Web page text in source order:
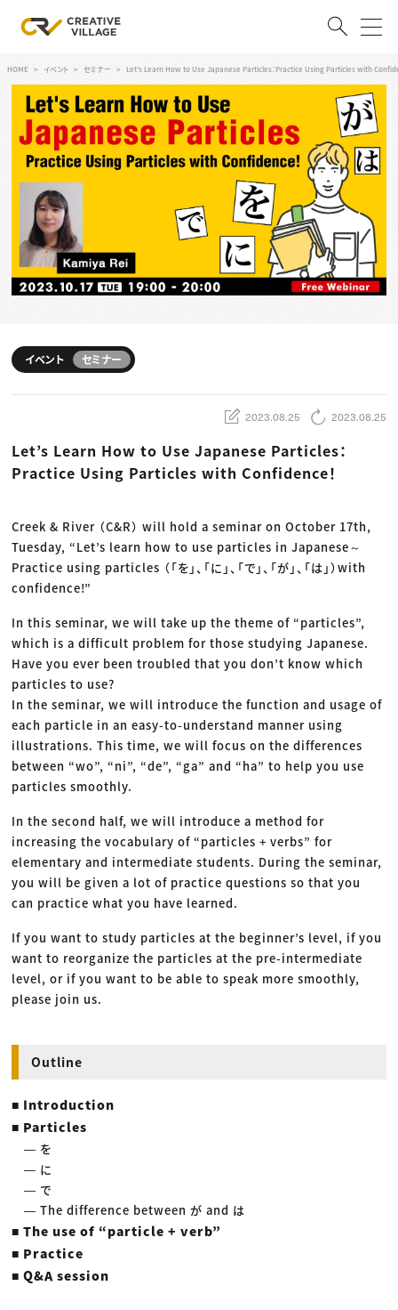
ログイン
クリエイター求人を探す
CREATIVE JOB求人検索
特集求人
採用説明会
転職支援サービス
CONTENTS
スキルアップしたい！ トップ
デザイン
動画配信・映像制作
ディレクション
業界解説・キャリア事情
お役立ち基礎知識
TOP Creator’s コラム
ゲームクリエイター
映像クリエイター
マーケッター
ニュース・トレンド
映像
ゲーム・エンタメ
広告
出版
CREATIVE VILLAGEからのお知らせ
プロフェッショナル×つながる×メディア
HOME イベント セミナー Let’s Learn How to Use Japanese Particles：Practice Using Particles with
イベント セミナー
2023.08.25 2023.08.25
Let’s Learn How to Use Japanese Particles：
Practice Using Particles with Confidence！
Creek & River （C&R） will hold a seminar on October 17th,
Tuesday, “Let’s learn how to use particles in Japanese～
Practice using particles （「を」、「に」、「で」、「が」、「は」）with
confidence!”
In this seminar, we will take up the theme of “particles”,
which is a difficult problem for those studying Japanese.
Have you ever been troubled that you don’t know which
particles to use?
In the seminar, we will introduce the function and usage of
each particle in an easy-to-understand manner using
illustrations. This time, we will focus on the differences
between “wo”, “ni”, “de”, “ga” and “ha” to help you use
particles smoothly.
In the second half, we will introduce a method for
increasing the vocabulary of “particles + verbs” for
elementary and intermediate students. During the seminar,
you will be given a lot of practice questions so that you
can practice what you have learned.
If you want to study particles at the beginner’s level, if you
want to reorganize the particles at the pre-intermediate
level, or if you want to be able to speak more smoothly,
please join us.
Outline
■ Introduction
■ Particles
― を
― に
― で
― The difference between が and は
■ The use of “particle + verb”
■ Practice
■ Q&A session